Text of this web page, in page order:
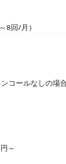
8回/月）
コールなしの場
～